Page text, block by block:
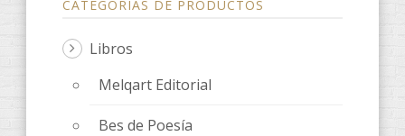
CATEGORÍAS DE PRODUCTOS
Libros
Melqart Editorial
Bes de Poesía